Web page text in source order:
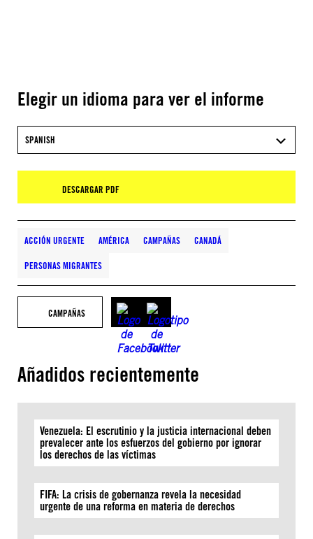
Elegir un idioma para ver el informe
SPANISH
DESCARGAR PDF
ACCIÓN URGENTE AMÉRICA CAMPAÑAS CANADÁ
PERSONAS MIGRANTES
CAMPAÑAS
Añadidos recientemente
Venezuela: El escrutinio y la justicia internacional deben
prevalecer ante los esfuerzos del gobierno por ignorar
los derechos de las víctimas
FIFA: La crisis de gobernanza revela la necesidad
urgente de una reforma en materia de derechos